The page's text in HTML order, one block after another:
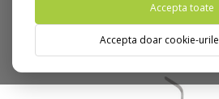
Accepta toate
Accepta doar cookie-
Nu puteti plasa comenzi din tara din
(United States).